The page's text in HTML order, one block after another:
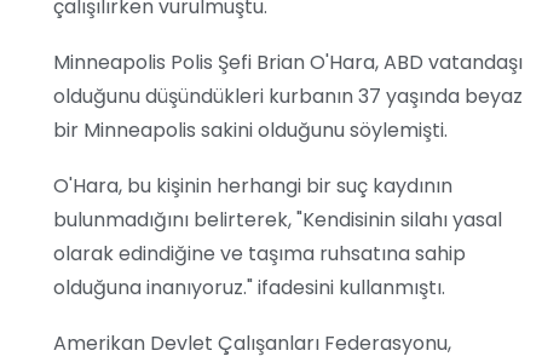
çalışılırken vurulmuştu.
Minneapolis Polis Şefi Brian O'Hara, ABD vatandaşı
olduğunu düşündükleri kurbanın 37 yaşında beyaz
bir Minneapolis sakini olduğunu söylemişti.
O'Hara, bu kişinin herhangi bir suç kaydının
bulunmadığını belirterek, "Kendisinin silahı yasal
olarak edindiğine ve taşıma ruhsatına sahip
olduğuna inanıyoruz." ifadesini kullanmıştı.
Amerikan Devlet Çalışanları Federasyonu,